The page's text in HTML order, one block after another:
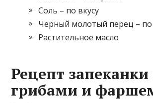
Соль – по вкусу
Черный молотый перец – по
Растительное масло
Рецепт запеканки
грибами и